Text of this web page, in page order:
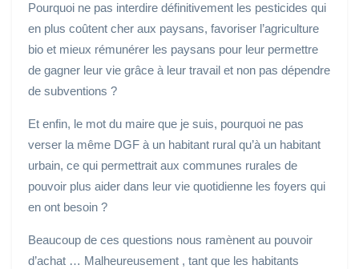
Pourquoi ne pas interdire définitivement les pesticides qui
en plus coûtent cher aux paysans, favoriser l’agriculture
bio et mieux rémunérer les paysans pour leur permettre
de gagner leur vie grâce à leur travail et non pas dépendre
de subventions ?
Et enfin, le mot du maire que je suis, pourquoi ne pas
verser la même DGF à un habitant rural qu’à un habitant
urbain, ce qui permettrait aux communes rurales de
pouvoir plus aider dans leur vie quotidienne les foyers qui
en ont besoin ?
Beaucoup de ces questions nous ramènent au pouvoir
d’achat … Malheureusement , tant que les habitants